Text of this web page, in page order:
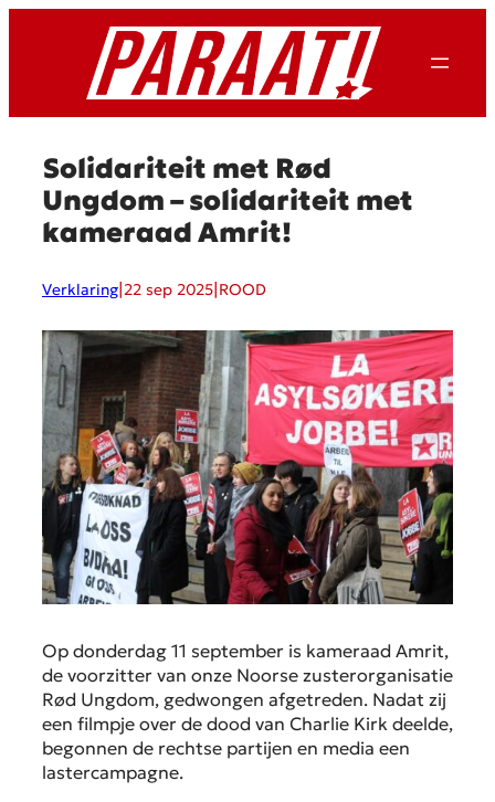
Solidariteit met Rød
Ungdom – solidariteit met
kameraad Amrit!
Verklaring 22 sep 2025 ROOD
Op donderdag 11 september is kameraad Amrit,
de voorzitter van onze Noorse zusterorganisatie
Rød Ungdom, gedwongen afgetreden. Nadat zij
een filmpje over de dood van Charlie Kirk deelde,
begonnen de rechtse partijen en media een
lastercampagne.